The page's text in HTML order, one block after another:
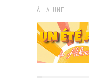
À LA UNE